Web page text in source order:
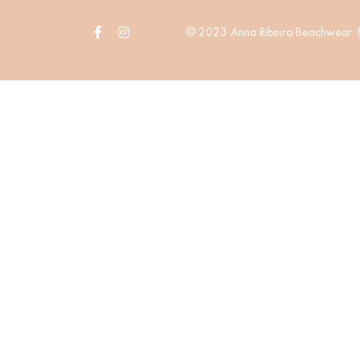
© 2023 Anna Ribeiro Beachwear.